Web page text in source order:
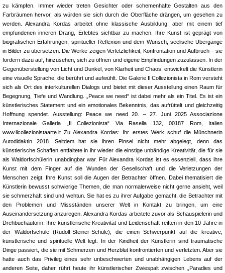
zu kämpfen. Immer wieder treten Gesichter oder schemenhafte Gestalten aus den
Farbräumen hervor, als würden sie sich durch die Oberfläche drängen, um gesehen zu
werden. Alexandra Kordas arbeitet ohne klassische Ausbildung, aber mit einem tief
empfundenen inneren Drang, Erlebtes sichtbar zu machen. Ihre Kunst ist geprägt von
biografischen Erfahrungen, spiritueller Reflexion und dem Wunsch, seelische Übergänge
in Bilder zu übersetzen. Die Werke zeigen Verletzlichkeit, Konfrontation und Aufbruch – sie
fordern dazu auf, hinzusehen, sich zu öffnen und eigene Empfindungen zuzulassen. In der
Gegenüberstellung von Licht und Dunkel, von Klarheit und Chaos, entwickelt die Künstlerin
eine visuelle Sprache, die berührt und aufwühlt. Die Galerie Il Collezionista in Rom versteht
sich als Ort des interkulturellen Dialogs und bietet mit dieser Ausstellung einen Raum für
Begegnung, Tiefe und Wandlung. „Peace we need“ ist dabei mehr als ein Titel. Es ist ein
künstlerisches Statement und ein emotionales Bekenntnis, das aufrüttelt und gleichzeitig
Hoffnung spendet. Ausstellung: Peace we need 20. – 27. Juni 2025 Associazione
Internazionale Galleria „Il Collezionista“ Via Rasella 132, 00187 Rom, Italien
www.ilcollezionistaarte.it Zu Alexandra Kordas: Ihr erstes Werk schuf die Münchnerin
Autodidaktin 2018. Seitdem hat sie ihren Pinsel nicht mehr abgelegt, denn das
künstlerische Schaffen entfaltete in ihr wieder die einstige unbändige Kreativität, die für sie
als Waldorfschülerin unabdingbar war. Für Alexandra Kordas ist es essenziell, dass ihre
Kunst mit dem Finger auf die Wunden der Gesellschaft und die Verletzungen der
Menschen zeigt. Ihre Kunst soll die Augen der Betrachter öffnen. Dabei thematisiert die
Künstlerin bewusst schwierige Themen, die man normalerweise nicht gerne ansieht, weil
sie schmerzhaft sind und wehtun. Sie hat es zu ihrer Aufgabe gemacht, die Betrachter mit
den Problemen und Missständen unserer Welt in Kontakt zu bringen, um eine
Auseinandersetzung anzuregen. Alexandra Kordas arbeitete zuvor als Schauspielerin und
Drehbuchautorin. Ihre künstlerische Kreativität und Leidenschaft reiften in den 10 Jahre in
der Waldorfschule (Rudolf-Steiner-Schule), die einen Schwerpunkt auf die kreative,
künstlerische und spirituelle Welt legt. In der Kindheit der Künstlerin sind traumatische
Dinge passiert, die sie mit Schmerzen und Herzblut konfrontierten und verletzten. Aber sie
hatte auch das Privileg eines sehr unbeschwerten und unabhängigen Lebens auf der
anderen Seite, daher rührt heute ihr künstlerischer Zwiespalt zwischen „Paradies und